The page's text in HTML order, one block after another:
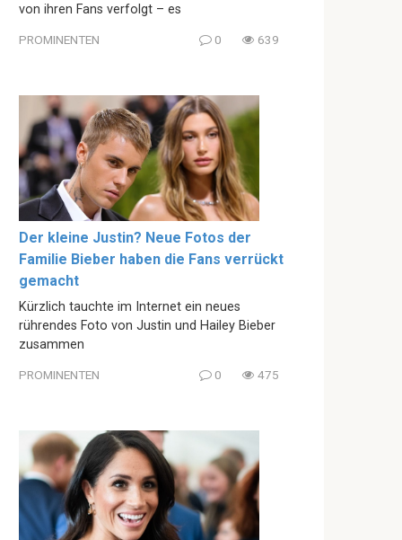
von ihren Fans verfolgt – es
PROMINENTEN 0 639
Der kleine Justin? Neue Fotos der
Familie Bieber haben die Fans verrückt
gemacht
Kürzlich tauchte im Internet ein neues
rührendes Foto von Justin und Hailey Bieber
zusammen
PROMINENTEN 0 475